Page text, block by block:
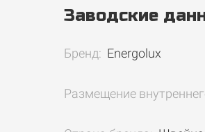
Заводские
Бренд: Energolux
Размещение